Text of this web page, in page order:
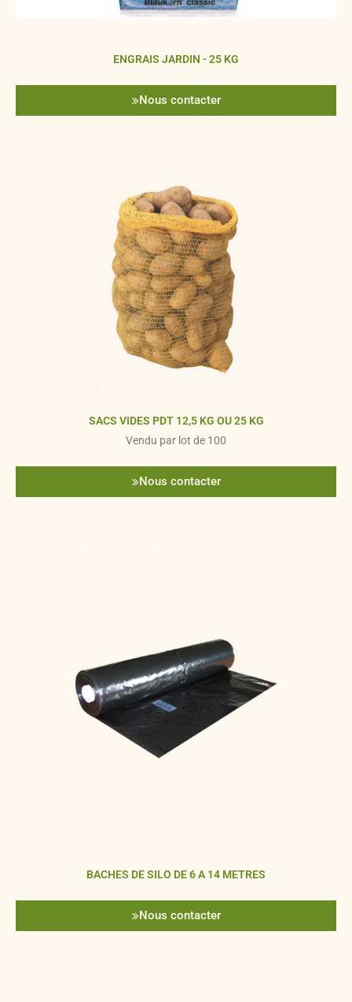
ENGRAIS JARDIN - 25 KG
Nous contacter
SACS VIDES PDT 12,5 KG OU 25 KG
Vendu par lot de 100
Nous contacter
BACHES DE SILO DE 6 A 14 METRES
Nous contacter